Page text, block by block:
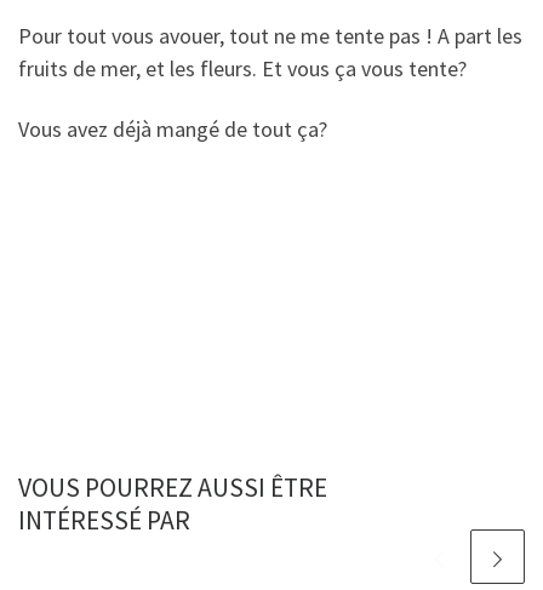
Pour tout vous avouer, tout ne me tente pas ! A part les
fruits de mer, et les fleurs. Et vous ça vous tente?
Vous avez déjà mangé de tout ça?
VOUS POURREZ AUSSI ÊTRE
INTÉRESSÉ PAR